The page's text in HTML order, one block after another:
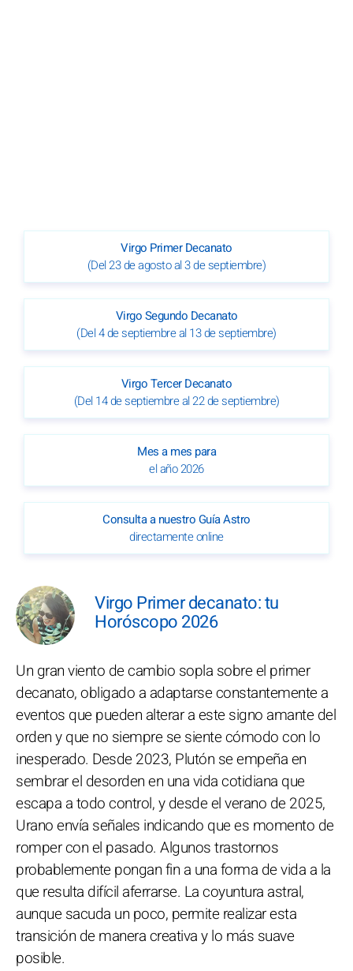
Virgo Primer Decanato
(Del 23 de agosto al 3 de septiembre)
Virgo Segundo Decanato
(Del 4 de septiembre al 13 de septiembre)
Virgo Tercer Decanato
(Del 14 de septiembre al 22 de septiembre)
Mes a mes para
el año 2026
Consulta a nuestro Guía Astro
directamente online
Virgo Primer decanato: tu
Horóscopo 2026
Un gran viento de cambio sopla sobre el primer
decanato, obligado a adaptarse constantemente a
eventos que pueden alterar a este signo amante del
orden y que no siempre se siente cómodo con lo
inesperado. Desde 2023, Plutón se empeña en
sembrar el desorden en una vida cotidiana que
escapa a todo control, y desde el verano de 2025,
Urano envía señales indicando que es momento de
romper con el pasado. Algunos trastornos
probablemente pongan fin a una forma de vida a la
que resulta difícil aferrarse. La coyuntura astral,
aunque sacuda un poco, permite realizar esta
transición de manera creativa y lo más suave
posible.